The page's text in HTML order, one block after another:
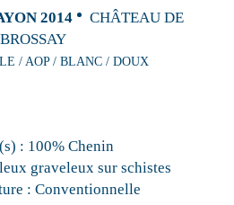
2014
CHÂTEAU DE
BROSSAY
/ AOP / BLANC / DOUX
: 100% Chenin
graveleux sur schistes
: Conventionnelle